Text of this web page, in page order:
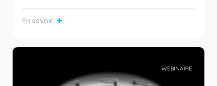
En savoir
WEBINAIRE